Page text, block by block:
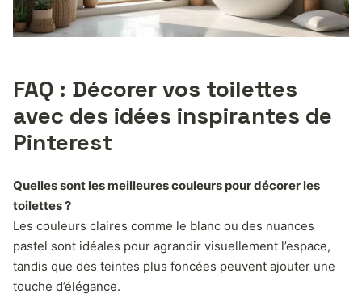
FAQ : Décorer vos toilettes
avec des idées inspirantes de
Pinterest
Quelles sont les meilleures couleurs pour décorer les
toilettes ?
Les couleurs claires comme le blanc ou des nuances
pastel sont idéales pour agrandir visuellement l’espace,
tandis que des teintes plus foncées peuvent ajouter une
touche d’élégance.